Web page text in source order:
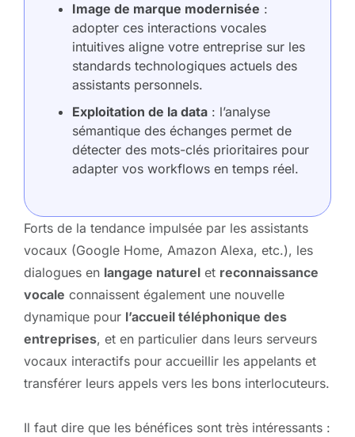
Image de marque modernisée :
adopter ces interactions vocales
intuitives aligne votre entreprise sur les
standards technologiques actuels des
assistants personnels.
Exploitation de la data : l’analyse
sémantique des échanges permet de
détecter des mots-clés prioritaires pour
adapter vos workflows en temps réel.
Forts de la tendance impulsée par les assistants
vocaux (Google Home, Amazon Alexa, etc.), les
dialogues en langage naturel et reconnaissance
vocale connaissent également une nouvelle
dynamique pour l’accueil téléphonique des
entreprises, et en particulier dans leurs serveurs
vocaux interactifs pour accueillir les appelants et
transférer leurs appels vers les bons interlocuteurs.
Il faut dire que les bénéfices sont très intéressants :